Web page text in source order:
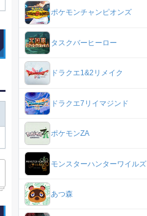
ポケモンチャンピオンズ
タスクバーヒーロー
ドラクエ1&2リメイク
ドラクエ7リイマジンド
ポケモンZA
モンスターハンターワイルズ
あつ森